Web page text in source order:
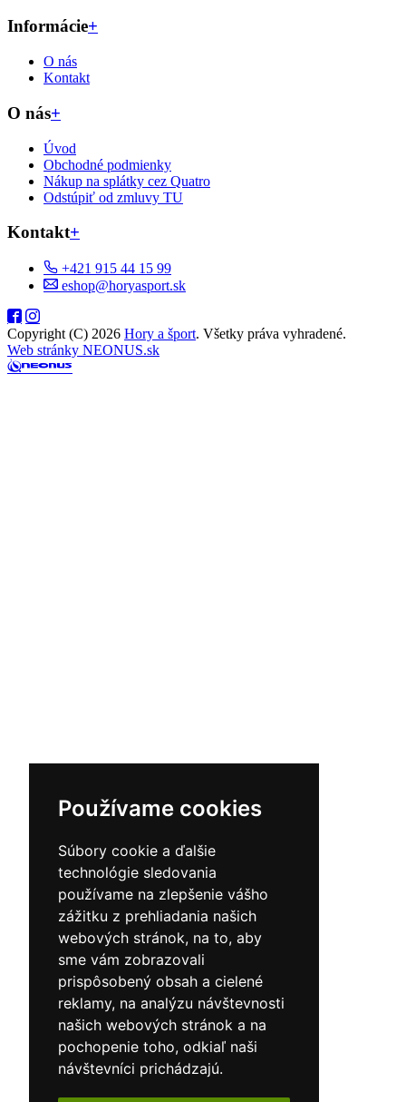
Používame cookies
Súbory cookie a ďalšie
technológie sledovania
používame na zlepšenie vášho
zážitku z prehliadania našich
webových stránok, na to, aby
sme vám zobrazovali
prispôsobený obsah a cielené
reklamy, na analýzu návštevnosti
našich webových stránok a na
pochopenie toho, odkiaľ naši
návštevníci prichádzajú.
Informácie+
O nás
Kontakt
O nás+
Úvod
Obchodné podmienky
Nákup na splátky cez Quatro
Odstúpiť od zmluvy TU
Kontakt+
+421 915 44 15 99
eshop@horyasport.sk
Copyright (C) 2026 Hory a šport. Všetky práva vyhradené.
Web stránky NEONUS.sk